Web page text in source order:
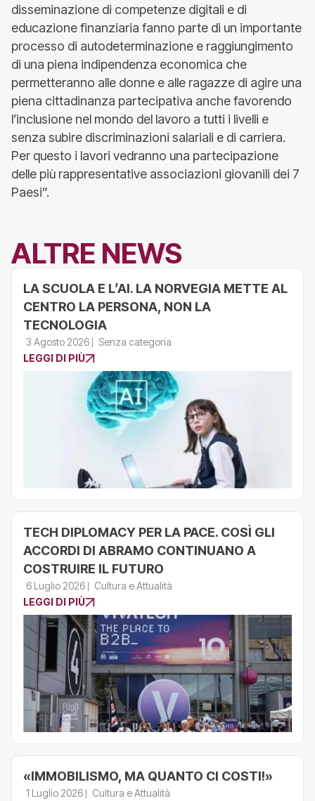
disseminazione di competenze digitali e di
educazione finanziaria fanno parte di un importante
processo di autodeterminazione e raggiungimento
di una piena indipendenza economica che
permetteranno alle donne e alle ragazze di agire una
piena cittadinanza partecipativa anche favorendo
l’inclusione nel mondo del lavoro a tutti i livelli e
senza subire discriminazioni salariali e di carriera.
Per questo i lavori vedranno una partecipazione
delle più rappresentative associazioni giovanili dei 7
Paesi”.
ALTRE NEWS
LA SCUOLA E L’AI. LA NORVEGIA METTE AL
CENTRO LA PERSONA, NON LA
TECNOLOGIA
3 Agosto 2026
Senza categoria
LEGGI DI PIÙ
TECH DIPLOMACY PER LA PACE. COSÌ GLI
ACCORDI DI ABRAMO CONTINUANO A
COSTRUIRE IL FUTURO
6 Luglio 2026
Cultura e Attualità
LEGGI DI PIÙ
«IMMOBILISMO, MA QUANTO CI COSTI!»
1 Luglio 2026
Cultura e Attualità